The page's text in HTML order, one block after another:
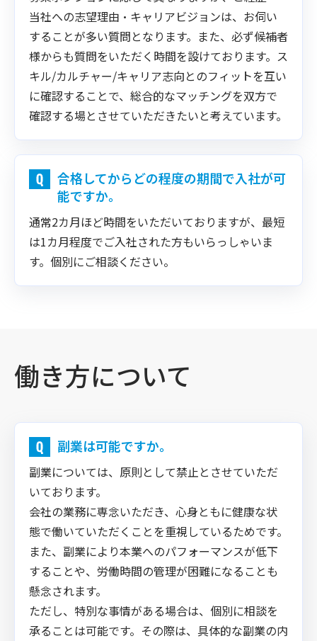
当社への志望理由・キャリアビジョンは、お伺い
することが多い質問となります。また、必ず候補者
様からも質問をいただく時間を設けております。ス
キル/カルチャー/キャリア志向とのフィットを互い
に確認することで、総合的なマッチングを双方で
確認する場とさせていただきたいと考えています。
合格してからどの程度の期間で入社が可
能ですか。
通常2カ月ほど時間をいただいておりますが、最短
は1カ月程度でご入社された方もいらっしゃいま
す。個別にご相談ください。
働き方について
副業は可能ですか。
副業については、原則として禁止とさせていただ
いております。
会社の業務に専念いただき、心身ともに健康な状
態で働いていただくことを重視しているためです。
また、副業により本業へのパフォーマンスが低下
することや、労働時間の管理が困難になることも
懸念されます。
ただし、特別な事情がある場合は、個別に相談を
承ることは可能です。その際は、具体的な副業の内